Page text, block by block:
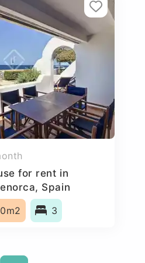
for rent in
Spain
3